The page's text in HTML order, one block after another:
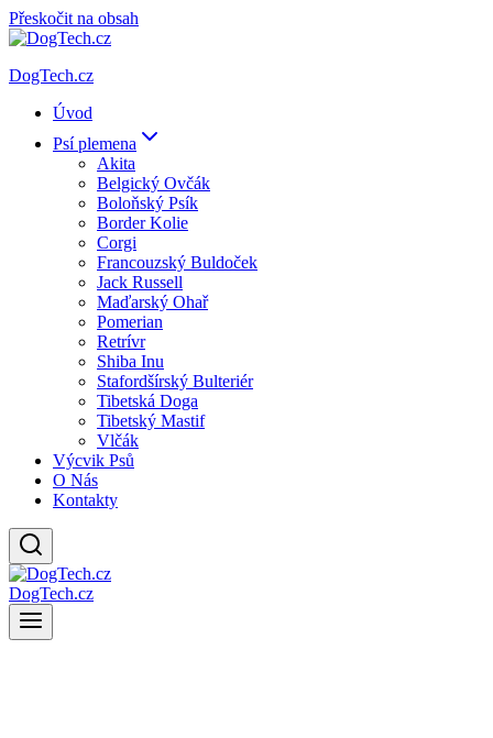
Přeskočit na obsah
DogTech.cz
Úvod
Psí plemena
Akita
Belgický Ovčák
Boloňský Psík
Border Kolie
Corgi
Francouzský Buldoček
Jack Russell
Maďarský Ohař
Pomerian
Retrívr
Shiba Inu
Stafordšírský Bulteriér
Tibetská Doga
Tibetský Mastif
Vlčák
Výcvik Psů
O Nás
Kontakty
DogTech.cz